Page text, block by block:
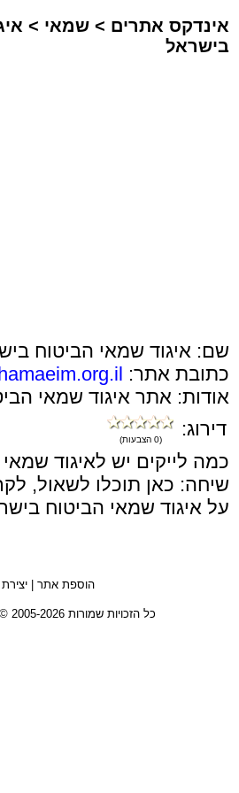
אינדקס אתרים > שמאי >
בישראל
שם: איגוד שמאי הביטוח
כתובת אתר:
אודות: אתר איגוד שמאי
דירוג:
(0 הצבעות)
כמה לייקים יש לאיגוד
שיחה: כאן תוכלו לשאול,
על איגוד שמאי הביטוח
הוספת אתר |
כל הזכויות שמורות 2005-2026 © www.kartiv.co.il